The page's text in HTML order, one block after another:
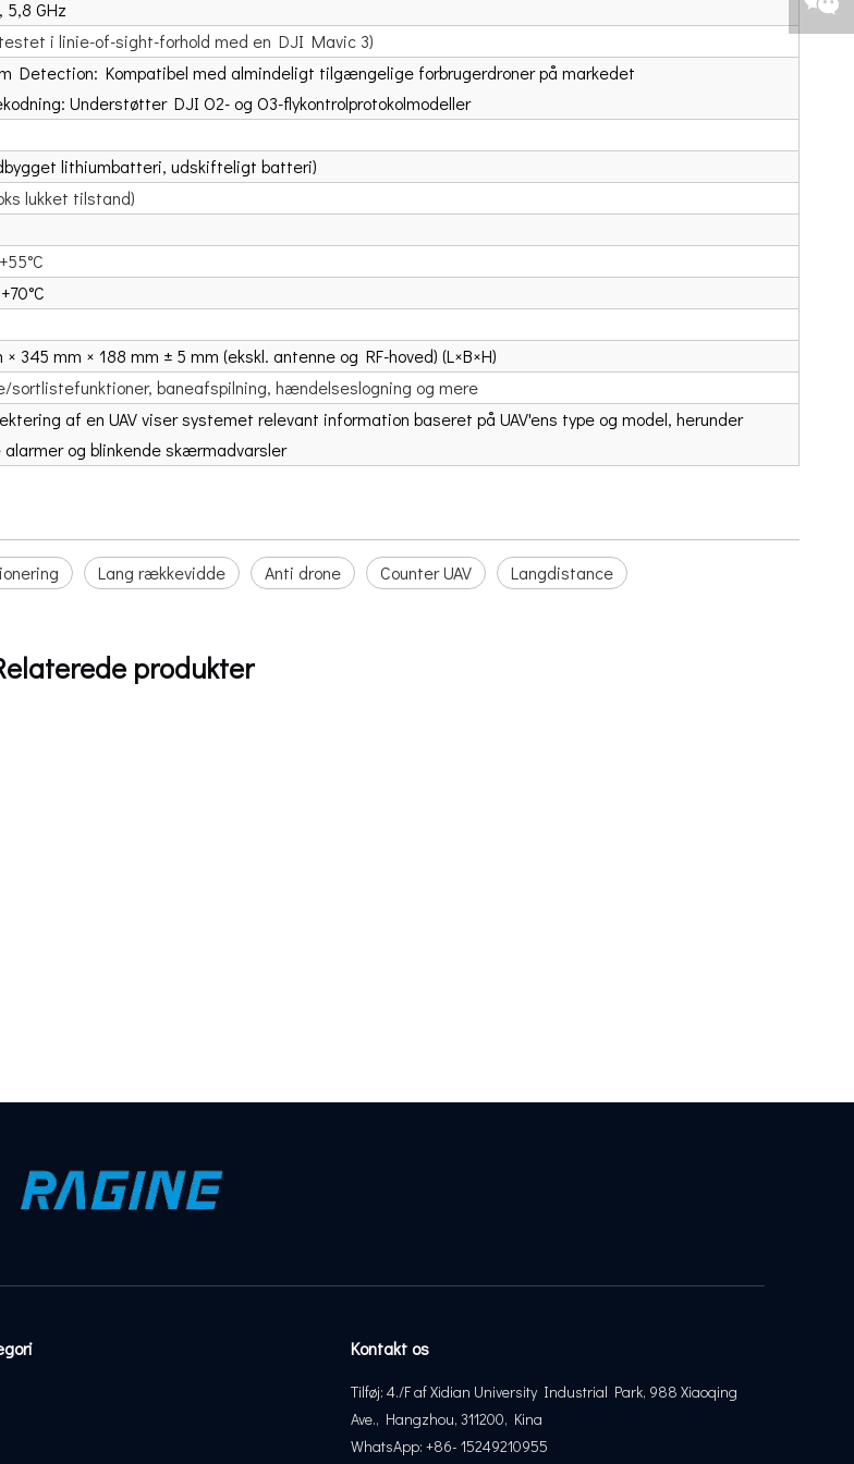
5,8 GHz
i linie-of-sight-forhold med en DJI Mavic 3)
Detection: Kompatibel med almindeligt tilgængelige forbrugerdroner på markedet
Understøtter DJI O2- og O3-flykontrolprotokolmodeller
lithiumbatteri, udskifteligt batteri)
lukket tilstand)
345 mm × 188 mm ± 5 mm (ekskl. antenne og RF-hoved) (L×B×H)
sortlistefunktioner, baneafspilning, hændelseslogning og mere
af en UAV viser systemet relevant information baseret på UAV'ens type og model, herunder
og blinkende skærmadvarsler
Lang rækkevidde Anti drone Counter UAV Langdistance
produkter
Kontakt os
Tilføj: 4./F af Xidian University Industrial Park, 988 Xiaoqing
Ave., Hangzhou, 311200, Kina
WhatsApp: +86- 15249210955